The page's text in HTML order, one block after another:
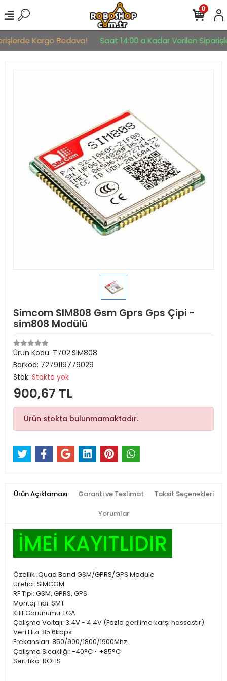
Kargo Bedava! Saat 14:00 a Kadar Verilen
0
Simcom SIM808 Gsm Gprs Gps Çipi -
sim808 Modülü
Ürün Kodu: T702.SIM808
Barkod: 7279119779029
Stok: Stokta yok
900,67 TL
Ürün stokta bulunmamaktadır.
Ürün Açıklaması Garanti ve Teslimat Taksit Seçenekleri
Yorumlar
İMEİ KAYITLIDIR
Özellik :Quad Band GSM/GPRS/GPS Module
Üretici: SIMCOM
RF Tipi: GSM, GPRS, GPS
Montaj Tipi: SMT
Kılıf Görünümü: LGA
Çalışma Voltajı: 3.4V - 4.4V (Fazla gerilime karşı hassastır)
Veri Hızı: 85.6kbps
Frekansları: 850/900/1800/1900Mhz
Çalışma Sıcaklığı: -40°C ~ +85°C
Sertifika: ROHS